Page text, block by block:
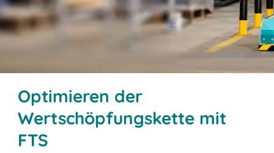
Optimieren der
Wertschöpfungskette mit
FTS